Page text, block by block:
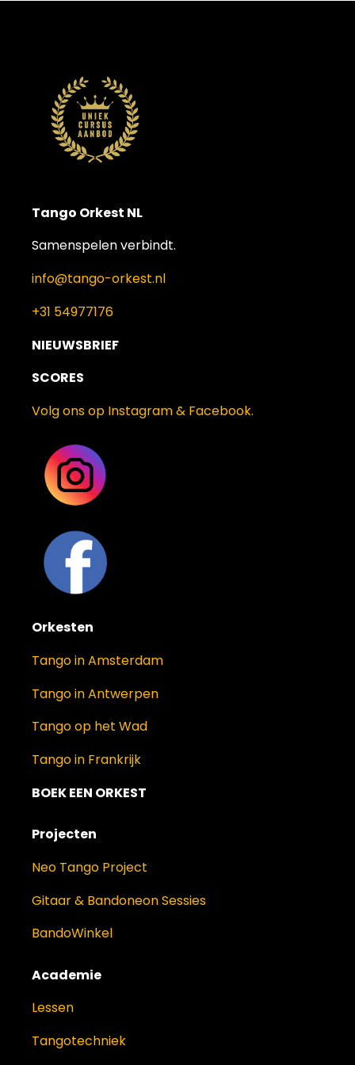
Tango Orkest NL
Samenspelen verbindt.
info@tango-orkest.nl
+31 54977176
NIEUWSBRIEF
SCORES
Volg ons op Instagram & Facebook.
Orkesten
Tango in Amsterdam
Tango in Antwerpen
Tango op het Wad
Tango in Frankrijk
BOEK EEN ORKEST
Projecten
Neo Tango Project
Gitaar & Bandoneon Sessies
BandoWinkel
Academie
Lessen
Tangotechniek